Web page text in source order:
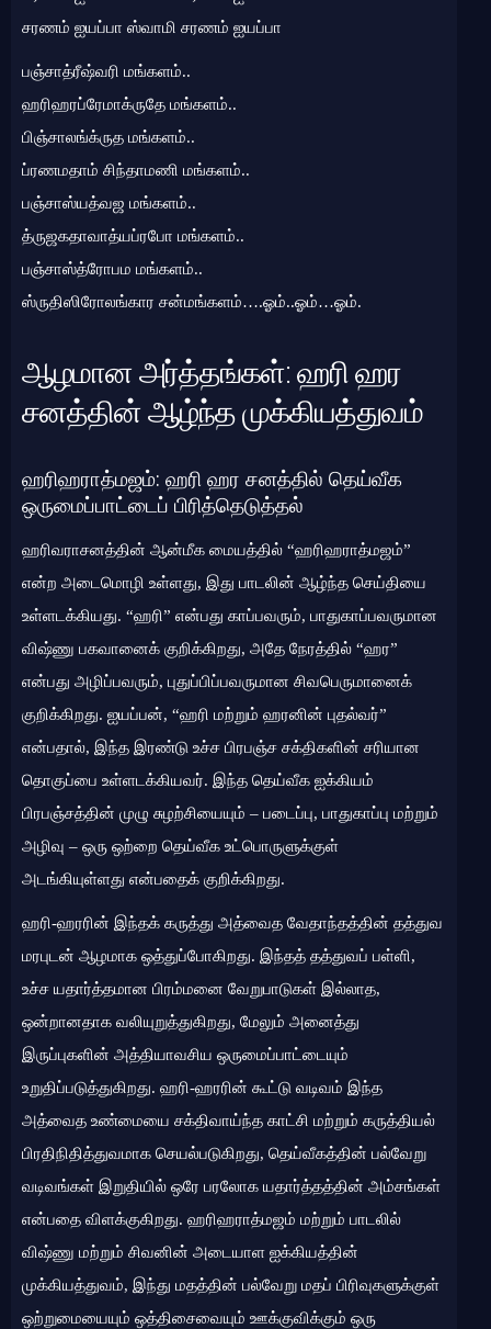
சரணம் ஐயப்பா ஸ்வாமி சரணம் ஐயப்பா
பஞ்சாத்ரீஷ்வரி மங்களம்..
ஹரிஹரப்ரேமாக்ருதே மங்களம்..
பிஞ்சாலங்க்ருத மங்களம்..
ப்ரணமதாம் சிந்தாமணி மங்களம்..
பஞ்சாஸ்யத்வஜ மங்களம்..
த்ருஜகதாவாத்யப்ரபோ மங்களம்..
பஞ்சாஸ்த்ரோபம மங்களம்..
ஸ்ருதிஸிரோலங்கார சன்மங்களம்….ஓம்..ஓம்…ஓம்.
ஆழமான அர்த்தங்கள்: ஹரி ஹர
சனத்தின் ஆழ்ந்த முக்கியத்துவம்
ஹரிஹராத்மஜம்: ஹரி ஹர சனத்தில் தெய்வீக
ஒருமைப்பாட்டைப் பிரித்தெடுத்தல்
ஹரிவராசனத்தின் ஆன்மீக மையத்தில் “ஹரிஹராத்மஜம்”
என்ற அடைமொழி உள்ளது, இது பாடலின் ஆழ்ந்த செய்தியை
உள்ளடக்கியது. “ஹரி” என்பது காப்பவரும், பாதுகாப்பவருமான
விஷ்ணு பகவானைக் குறிக்கிறது, அதே நேரத்தில் “ஹர”
என்பது அழிப்பவரும், புதுப்பிப்பவருமான சிவபெருமானைக்
குறிக்கிறது. ஐயப்பன், “ஹரி மற்றும் ஹரனின் புதல்வர்”
என்பதால், இந்த இரண்டு உச்ச பிரபஞ்ச சக்திகளின் சரியான
தொகுப்பை உள்ளடக்கியவர். இந்த தெய்வீக ஐக்கியம்
பிரபஞ்சத்தின் முழு சுழற்சியையும் – படைப்பு, பாதுகாப்பு மற்றும்
அழிவு – ஒரு ஒற்றை தெய்வீக உட்பொருளுக்குள்
அடங்கியுள்ளது என்பதைக் குறிக்கிறது.
ஹரி-ஹரரின் இந்தக் கருத்து அத்வைத வேதாந்தத்தின் தத்துவ
மரபுடன் ஆழமாக ஒத்துப்போகிறது. இந்தத் தத்துவப் பள்ளி,
உச்ச யதார்த்தமான பிரம்மனை வேறுபாடுகள் இல்லாத,
ஒன்றானதாக வலியுறுத்துகிறது, மேலும் அனைத்து
இருப்புகளின் அத்தியாவசிய ஒருமைப்பாட்டையும்
உறுதிப்படுத்துகிறது. ஹரி-ஹரரின் கூட்டு வடிவம் இந்த
அத்வைத உண்மையை சக்திவாய்ந்த காட்சி மற்றும் கருத்தியல்
பிரதிநிதித்துவமாக செயல்படுகிறது, தெய்வீகத்தின் பல்வேறு
வடிவங்கள் இறுதியில் ஒரே பரலோக யதார்த்தத்தின் அம்சங்கள்
என்பதை விளக்குகிறது. ஹரிஹராத்மஜம் மற்றும் பாடலில்
விஷ்ணு மற்றும் சிவனின் அடையாள ஐக்கியத்தின்
முக்கியத்துவம், இந்து மதத்தின் பல்வேறு மதப் பிரிவுகளுக்குள்
ஒற்றுமையையும் ஒத்திசைவையும் ஊக்குவிக்கும் ஒரு